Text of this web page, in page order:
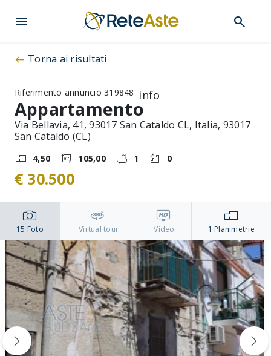
menu search
west Torna ai risultati
Riferimento annuncio 319848 info
Appartamento
Via Bellavia, 41, 93017 San Cataldo CL, Italia, 93017
San Cataldo (CL)
4,50 105,00 1 0
€ 30.500
15 Foto Virtual tour Video 1 Planimetrie